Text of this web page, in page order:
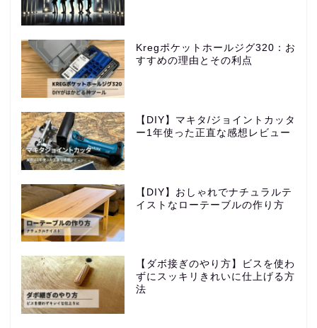
Kregポケットホールジグ320：お
すすめの理由とその利点
【DIY】マキタ/ジョイントカッタ
ー1年使った正直な感想レビュー
【DIY】おしゃれでナチュラルテ
イストなローテーブルの作り方
【ダボ接ぎのやり方】ビスを使わ
ずにスッキリきれいに仕上げる方
法